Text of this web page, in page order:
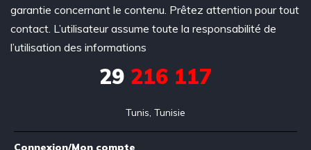
garantie concernant le contenu. Prêtez attention pour tout
contact. L’utilisateur assume toute la responsabilité de
l’utilisation des informations
29 216 117
Tunis, Tunisie
Connexion/Mon compte